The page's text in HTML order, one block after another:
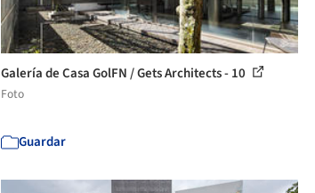
Galería de Casa GolFN / Gets Architects - 10
Foto
Guardar